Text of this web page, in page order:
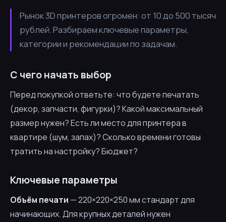
Рынок 3D принтеров огромен: от 10 до 500 тысяч
рублей. Разбираем ключевые параметры,
категории и рекомендации по задачам.
С чего начать выбор
Перед покупкой ответьте: что будете печатать
(декор, запчасти, фигурки)? Какой максимальный
размер нужен? Есть ли место для принтера в
квартире (шум, запах)? Сколько времени готовы
тратить на настройку? Бюджет?
Ключевые параметры
Объём печати — 220×220×250 мм стандарт для
начинающих. Для крупных деталей нужен